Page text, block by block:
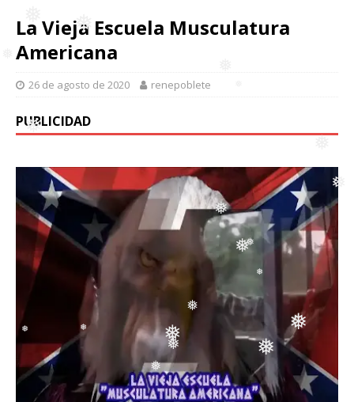
❅
❅
❅
❅
❅
❅
❅
❅
❅
❅
La Vieja Escuela Musculatura
Americana
26 de agosto de 2020 renepoblete
PUBLICIDAD